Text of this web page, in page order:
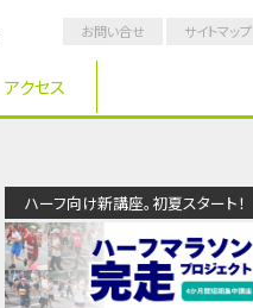
アクセス
お問い合せ サイトマップ
ハーフ向け新講座。初夏スタート！